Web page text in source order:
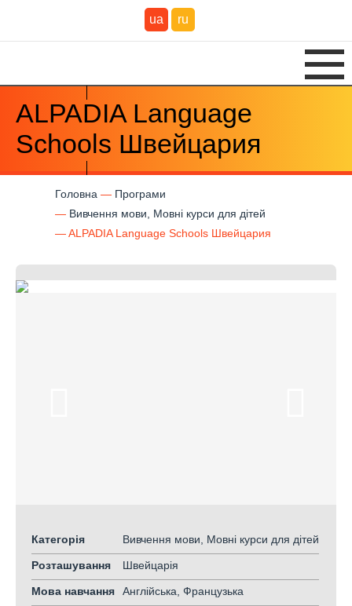
ua ru
ALPADIA Language
Schools Швейцария
Головна
Програми
Вивчення мови, Мовні курси для дітей
ALPADIA Language Schools Швейцария
Категорія Вивчення мови, Мовні курси для дітей
Розташування Швейцарія
Мова навчання Англійська, Французька